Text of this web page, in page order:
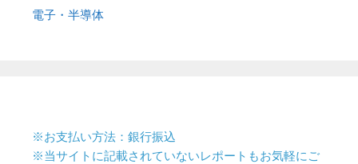
電子・半導体
※お支払い方法：銀行振込
※当サイトに記載されていないレポートもお気軽にご